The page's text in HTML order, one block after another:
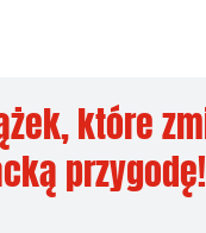
które
przygodę!